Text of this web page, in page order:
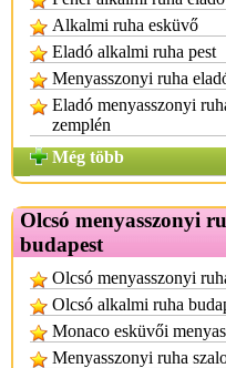
Alkalmi ruha esküvő
Eladó alkalmi ruha pest
Menyasszonyi ruha
Eladó menyasszonyi
zemplén
Még több
Olcsó menyasszonyi
budapest
Olcsó menyasszonyi
Olcsó alkalmi ruha
Monaco esküvői
Menyasszonyi ruha